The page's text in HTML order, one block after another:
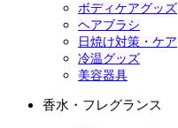
ボディケアグッズ
ヘアブラシ
日焼け対策・ケア
冷温グッズ
美容器具
香水・フレグランス